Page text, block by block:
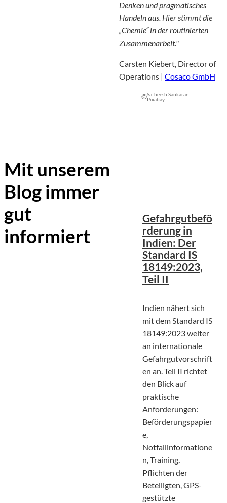
Denken und pragmatisches
Handeln aus. Hier stimmt die
„Chemie“ in der routinierten
Zusammenarbeit."
Carsten Kiebert, Director of
Operations | Cosaco GmbH
©Satheesh Sankaran |
Pixabay
Mit unserem
Blog immer
gut
informiert
Gefahrgutbefö
rderung in
Indien: Der
Standard IS
18149:2023,
Teil II
Indien nähert sich
mit dem Standard IS
18149:2023 weiter
an internationale
Gefahrgutvorschrift
en an. Teil II richtet
den Blick auf
praktische
Anforderungen:
Beförderungspapier
e,
Notfallinformatione
n, Training,
Pflichten der
Beteiligten, GPS-
gestützte